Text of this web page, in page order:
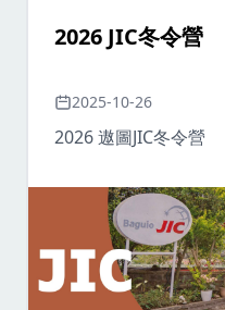
2026 JIC冬令營
2025-10-26
2026 遨圖JIC冬令營